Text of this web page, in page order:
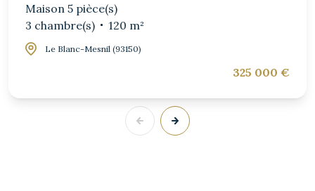
Maison 5 pièce(s)
3 chambre(s)
120 m²
Le Blanc-Mesnil (93150)
325 000 €